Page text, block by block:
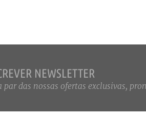
NEWSLETTER
par das nossas ofertas exclusivas,